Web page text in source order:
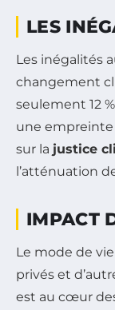
LES
Les inégalités
changement
seulement 12
une empreinte
sur la justice
l’atténuation
IMPACT
Le mode de
privés et
est au cœur